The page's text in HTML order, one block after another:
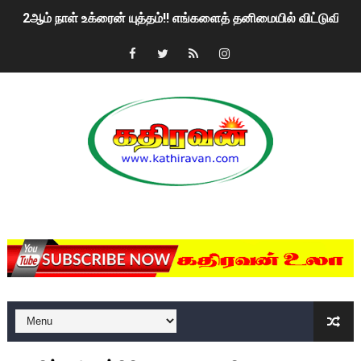
2ஆம் நாள் உக்ரைன் யுத்தம்!! எங்களைத் தனிமையில்
கதிரவன் வாசகர்களுக்கு இனிய பொங்கல் புத்தாண்டு
ரவுடி பேபிக்கு நடந்த தரமான சம்பவம்.. ஆபாச வீடியோக்களால்
காணாமல் போகும் பிள்ளையார்கள்!
யாழில் தமிழின தலைவர் பிரபாகரனின் பிறந்தநாளை
ஏர்போர்ட்டில் உதைத்த நபர் யார், என்ன நடந்தது?: உண்மையை
சீனா இலங்கையிடம் 8 மில்லியன் அமெரிக்க டொலர் நட்டஈடு
01/11/2021 Scotland ல் நடைபெறும் கண்டனப்